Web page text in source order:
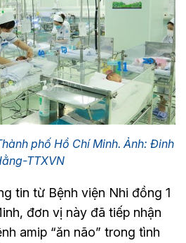
phố Hồ Chí Minh. Ảnh: Đinh
TTXVN
tin từ Bệnh viện Nhi đồng 1
đơn vị này đã tiếp nhận
amip “ăn não” trong tình